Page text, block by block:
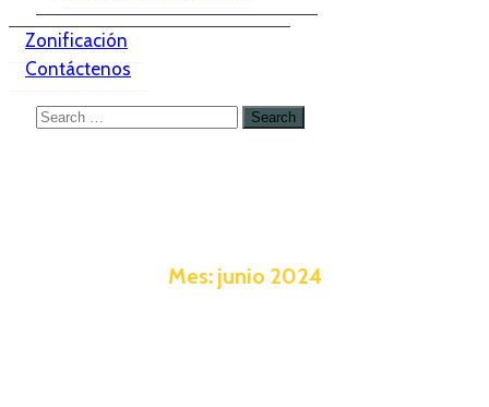
Zonificación
Contáctenos
Mes: junio 2024